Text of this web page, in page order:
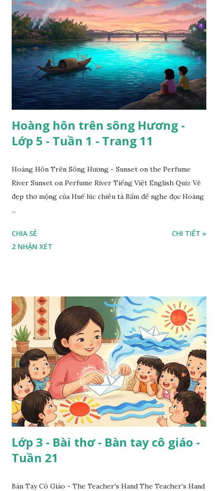
Hoàng hôn trên sông Hương -
Lớp 5 - Tuần 1 - Trang 11
Hoàng Hôn Trên Sông Hương - Sunset on the Perfume
River Sunset on Perfume River Tiếng Việt English Quiz Vẻ
đẹp thơ mộng của Huế lúc chiều tà Bấm để nghe đọc Hoàng
...
CHIA SẺ
2 NHẬN XÉT
CHI TIẾT »
Lớp 3 - Bài thơ - Bàn tay cô giáo -
Tuần 21
Bàn Tay Cô Giáo - The Teacher's Hand The Teacher's Hand